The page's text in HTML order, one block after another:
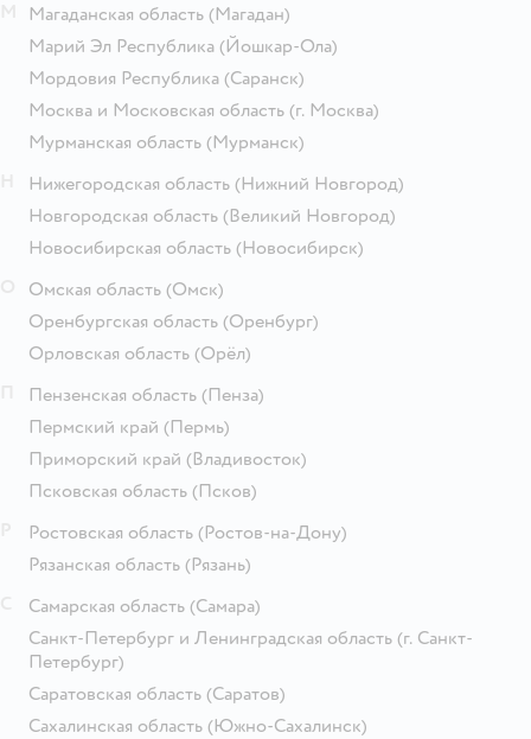
Магаданская область (Магадан)
Марий Эл Республика (Йошкар-Ола)
Мордовия Республика (Саранск)
Москва и Московская область (г. Москва)
Мурманская область (Мурманск)
Нижегородская область (Нижний Новгород)
Новгородская область (Великий Новгород)
Новосибирская область (Новосибирск)
Омская область (Омск)
Оренбургская область (Оренбург)
Орловская область (Орёл)
Пензенская область (Пенза)
Пермский край (Пермь)
Приморский край (Владивосток)
Псковская область (Псков)
Ростовская область (Ростов-на-Дону)
Рязанская область (Рязань)
Самарская область (Самара)
Санкт-Петербург и Ленинградская область (г. Санкт-
Петербург)
Саратовская область (Саратов)
Сахалинская область (Южно-Сахалинск)